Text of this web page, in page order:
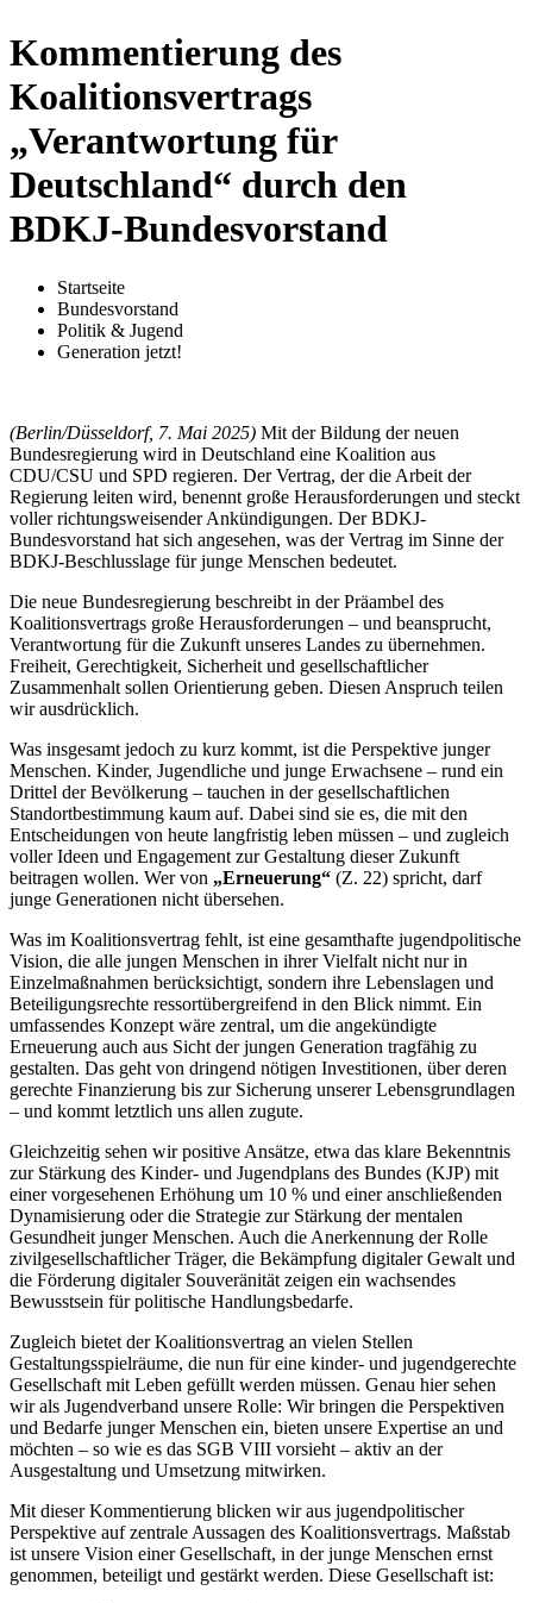
Kommentierung des
Koalitionsvertrags
„Verantwortung für
Deutschland“ durch den
BDKJ-Bundesvorstand
Startseite
Bundesvorstand
Politik & Jugend
Generation jetzt!
(Berlin/Düsseldorf, 7. Mai 2025) Mit der Bildung der neuen
Bundesregierung wird in Deutschland eine Koalition aus
CDU/CSU und SPD regieren. Der Vertrag, der die Arbeit der
Regierung leiten wird, benennt große Herausforderungen und steckt
voller richtungsweisender Ankündigungen. Der BDKJ-
Bundesvorstand hat sich angesehen, was der Vertrag im Sinne der
BDKJ-Beschlusslage für junge Menschen bedeutet.
Die neue Bundesregierung beschreibt in der Präambel des
Koalitionsvertrags große Herausforderungen – und beansprucht,
Verantwortung für die Zukunft unseres Landes zu übernehmen.
Freiheit, Gerechtigkeit, Sicherheit und gesellschaftlicher
Zusammenhalt sollen Orientierung geben. Diesen Anspruch teilen
wir ausdrücklich.
Was insgesamt jedoch zu kurz kommt, ist die Perspektive junger
Menschen. Kinder, Jugendliche und junge Erwachsene – rund ein
Drittel der Bevölkerung – tauchen in der gesellschaftlichen
Standortbestimmung kaum auf. Dabei sind sie es, die mit den
Entscheidungen von heute langfristig leben müssen – und zugleich
voller Ideen und Engagement zur Gestaltung dieser Zukunft
beitragen wollen. Wer von „Erneuerung“ (Z. 22) spricht, darf
junge Generationen nicht übersehen.
Was im Koalitionsvertrag fehlt, ist eine gesamthafte jugendpolitische
Vision, die alle jungen Menschen in ihrer Vielfalt nicht nur in
Einzelmaßnahmen berücksichtigt, sondern ihre Lebenslagen und
Beteiligungsrechte ressortübergreifend in den Blick nimmt. Ein
umfassendes Konzept wäre zentral, um die angekündigte
Erneuerung auch aus Sicht der jungen Generation tragfähig zu
gestalten. Das geht von dringend nötigen Investitionen, über deren
gerechte Finanzierung bis zur Sicherung unserer Lebensgrundlagen
– und kommt letztlich uns allen zugute.
Gleichzeitig sehen wir positive Ansätze, etwa das klare Bekenntnis
zur Stärkung des Kinder- und Jugendplans des Bundes (KJP) mit
einer vorgesehenen Erhöhung um 10 % und einer anschließenden
Dynamisierung oder die Strategie zur Stärkung der mentalen
Gesundheit junger Menschen. Auch die Anerkennung der Rolle
zivilgesellschaftlicher Träger, die Bekämpfung digitaler Gewalt und
die Förderung digitaler Souveränität zeigen ein wachsendes
Bewusstsein für politische Handlungsbedarfe.
Zugleich bietet der Koalitionsvertrag an vielen Stellen
Gestaltungsspielräume, die nun für eine kinder- und jugendgerechte
Gesellschaft mit Leben gefüllt werden müssen. Genau hier sehen
wir als Jugendverband unsere Rolle: Wir bringen die Perspektiven
und Bedarfe junger Menschen ein, bieten unsere Expertise an und
möchten – so wie es das SGB VIII vorsieht – aktiv an der
Ausgestaltung und Umsetzung mitwirken.
Mit dieser Kommentierung blicken wir aus jugendpolitischer
Perspektive auf zentrale Aussagen des Koalitionsvertrags. Maßstab
ist unsere Vision einer Gesellschaft, in der junge Menschen ernst
genommen, beteiligt und gestärkt werden. Diese Gesellschaft ist: